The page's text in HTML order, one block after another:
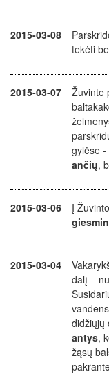
2015-03-08
tekėti
2015-03-07
Žuvinte
gylėse -
ančių,
2015-03-06 Į
2015-03-04
dalį –
didžiųjų
antys,
žąsų